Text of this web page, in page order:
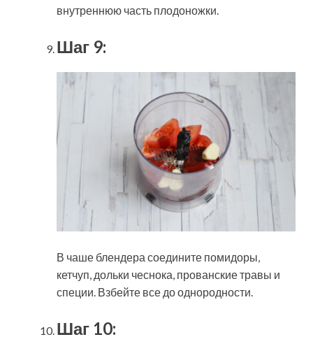
внутреннюю часть плодоножки.
Шаг 9:
В чаше блендера соедините помидоры,
кетчуп, дольки чеснока, прованские травы и
специи. Взбейте все до однородности.
Шаг 10: